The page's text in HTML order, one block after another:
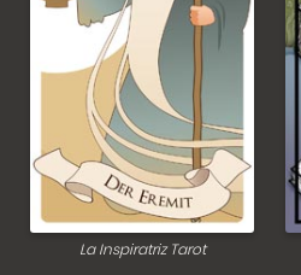
La Inspiratriz Tarot